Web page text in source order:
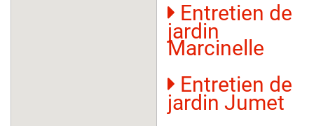
Entretien de
jardin
Marcinelle
Entretien de
jardin Jumet